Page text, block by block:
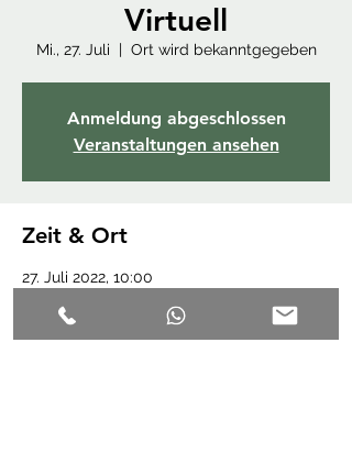
Virtuell
Mi., 27. Juli
  |
Ort wird bekanntgegeben
Anmeldung abgeschlossen
Veranstaltungen ansehen
Zeit & Ort
27. Juli 2022, 10:00